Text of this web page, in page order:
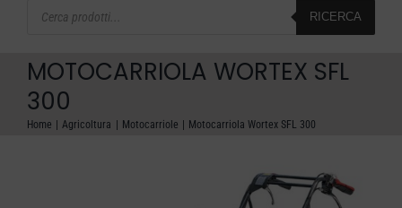
OFFERTE DEL MESE
search
RICERCA
MOTOCARRIOLA WORTEX SFL
300
Home Agricoltura Motocarriole Motocarriola Wortex SFL 300